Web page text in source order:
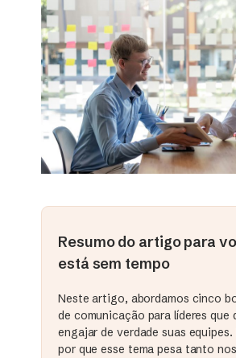
Resumo do artigo para
está sem tempo
Neste artigo, abordamos cinco
de comunicação para líderes que
engajar de verdade suas
por que esse tema pesa tanto